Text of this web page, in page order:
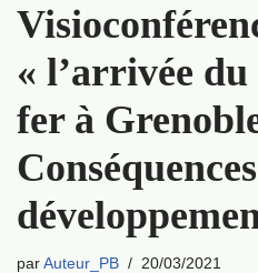
« l’arrivée
fer à
par Auteur_PB 20/03/2021